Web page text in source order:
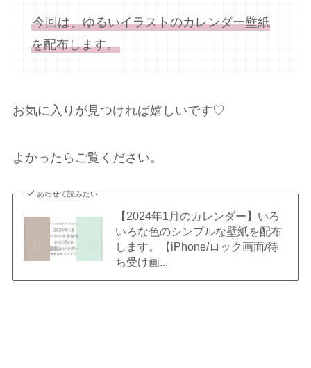
今回は、ゆるいイラストのカレンダー壁紙
を配布します。
お気に入りが見つければ嬉しいです♡
よかったらご覧ください。
あわせて読みたい
【2024年1月のカレンダー】いろ
いろな色のシンプルな壁紙を配布
します。【iPhone/ロック画面/待
ち受け画...